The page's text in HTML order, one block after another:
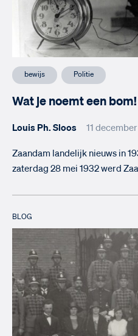
bewijs Politie
Wat je noemt een bom!
Louis Ph. Sloos 11
Zaandam landelijk nieuws in
zaterdag 28 mei 1932 werd
BLOG